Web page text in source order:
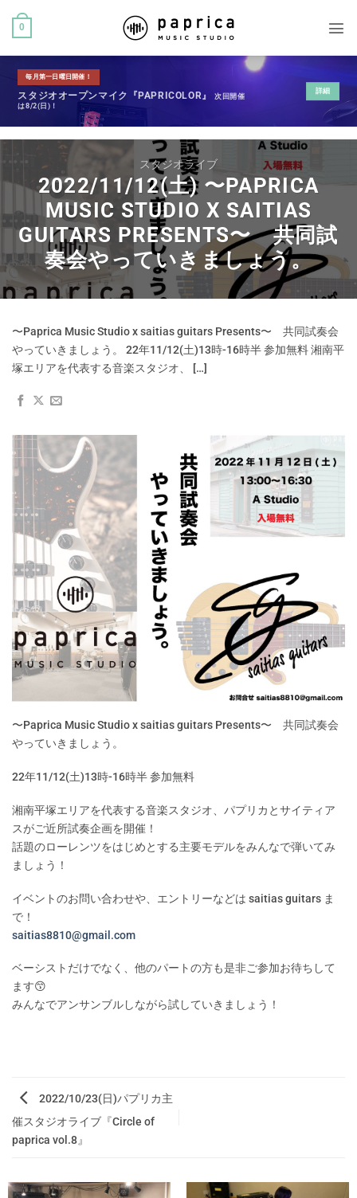
0
毎月第一日曜日開催！
スタジオオープンマイク『PAPRICOLOR』次回開催
は8/2(日)！
詳細
スタジオライブ
2022/11/12(土) 〜PAPRICA
MUSIC STUDIO X SAITIAS
GUITARS PRESENTS〜 共同試
奏会やっていきましょう。
〜Paprica Music Studio x saitias guitars Presents〜 共同試奏会
やっていきましょう。 22年11/12(土)13時-16時半 参加無料 湘南平
塚エリアを代表する音楽スタジオ、 […]
〜Paprica Music Studio x saitias guitars Presents〜 共同試奏会
やっていきましょう。
22年11/12(土)13時-16時半 参加無料
湘南平塚エリアを代表する音楽スタジオ、パプリカとサイティア
スがご近所試奏企画を開催！
話題のローレンツをはじめとする主要モデルをみんなで弾いてみ
ましょう！
イベントのお問い合わせや、エントリーなどは saitias guitars ま
で！
saitias8810@gmail.com
ベーシストだけでなく、他のパートの方も是非ご参加お待ちして
ます😙
みんなでアンサンブルしながら試していきましょう！
2022/10/23(日)パプリカ主
催スタジオライブ『Circle of
paprica vol.8』